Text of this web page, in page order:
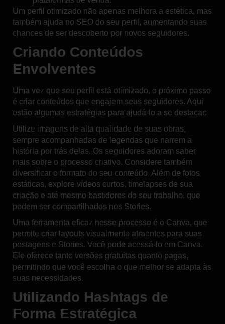
Um perfil otimizado não apenas melhora a estética, mas
também ajuda no SEO do seu perfil, aumentando suas
chances de ser descoberto por novos seguidores.
Criando Conteúdos
Envolventes
Uma vez que seu perfil está otimizado, o próximo passo
é criar conteúdos que engajem seus seguidores. Aqui
estão algumas estratégias para ajudá-lo a se destacar:
Utilize imagens de alta qualidade de suas obras,
sempre acompanhadas de legendas que narrem a
história por trás delas. Os seguidores adoram saber
mais sobre o processo criativo. Considere também
diversificar o formato do seu conteúdo. Além de fotos
estáticas, explore vídeos curtos, timelapses de sua
criação e até mesmo bastidores do seu trabalho, que
podem ser compartilhados nos Stories.
Uma ferramenta eficaz nesse processo é o Canva, que
permite criar layouts visualmente atraentes para suas
postagens e Stories. Você pode acessá-lo em Canva.
Ele oferece tanto versões gratuitas quanto pagas,
permitindo que você escolha o que melhor se adapta às
suas necessidades.
Utilizando Hashtags de
Forma Estratégica